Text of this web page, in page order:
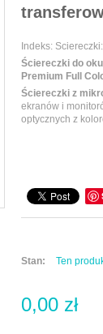
Indeks:
Ściereczki do
Premium Full
Ściereczki z
ekranów i
optycznych z
Stan: Ten
0,00 zł